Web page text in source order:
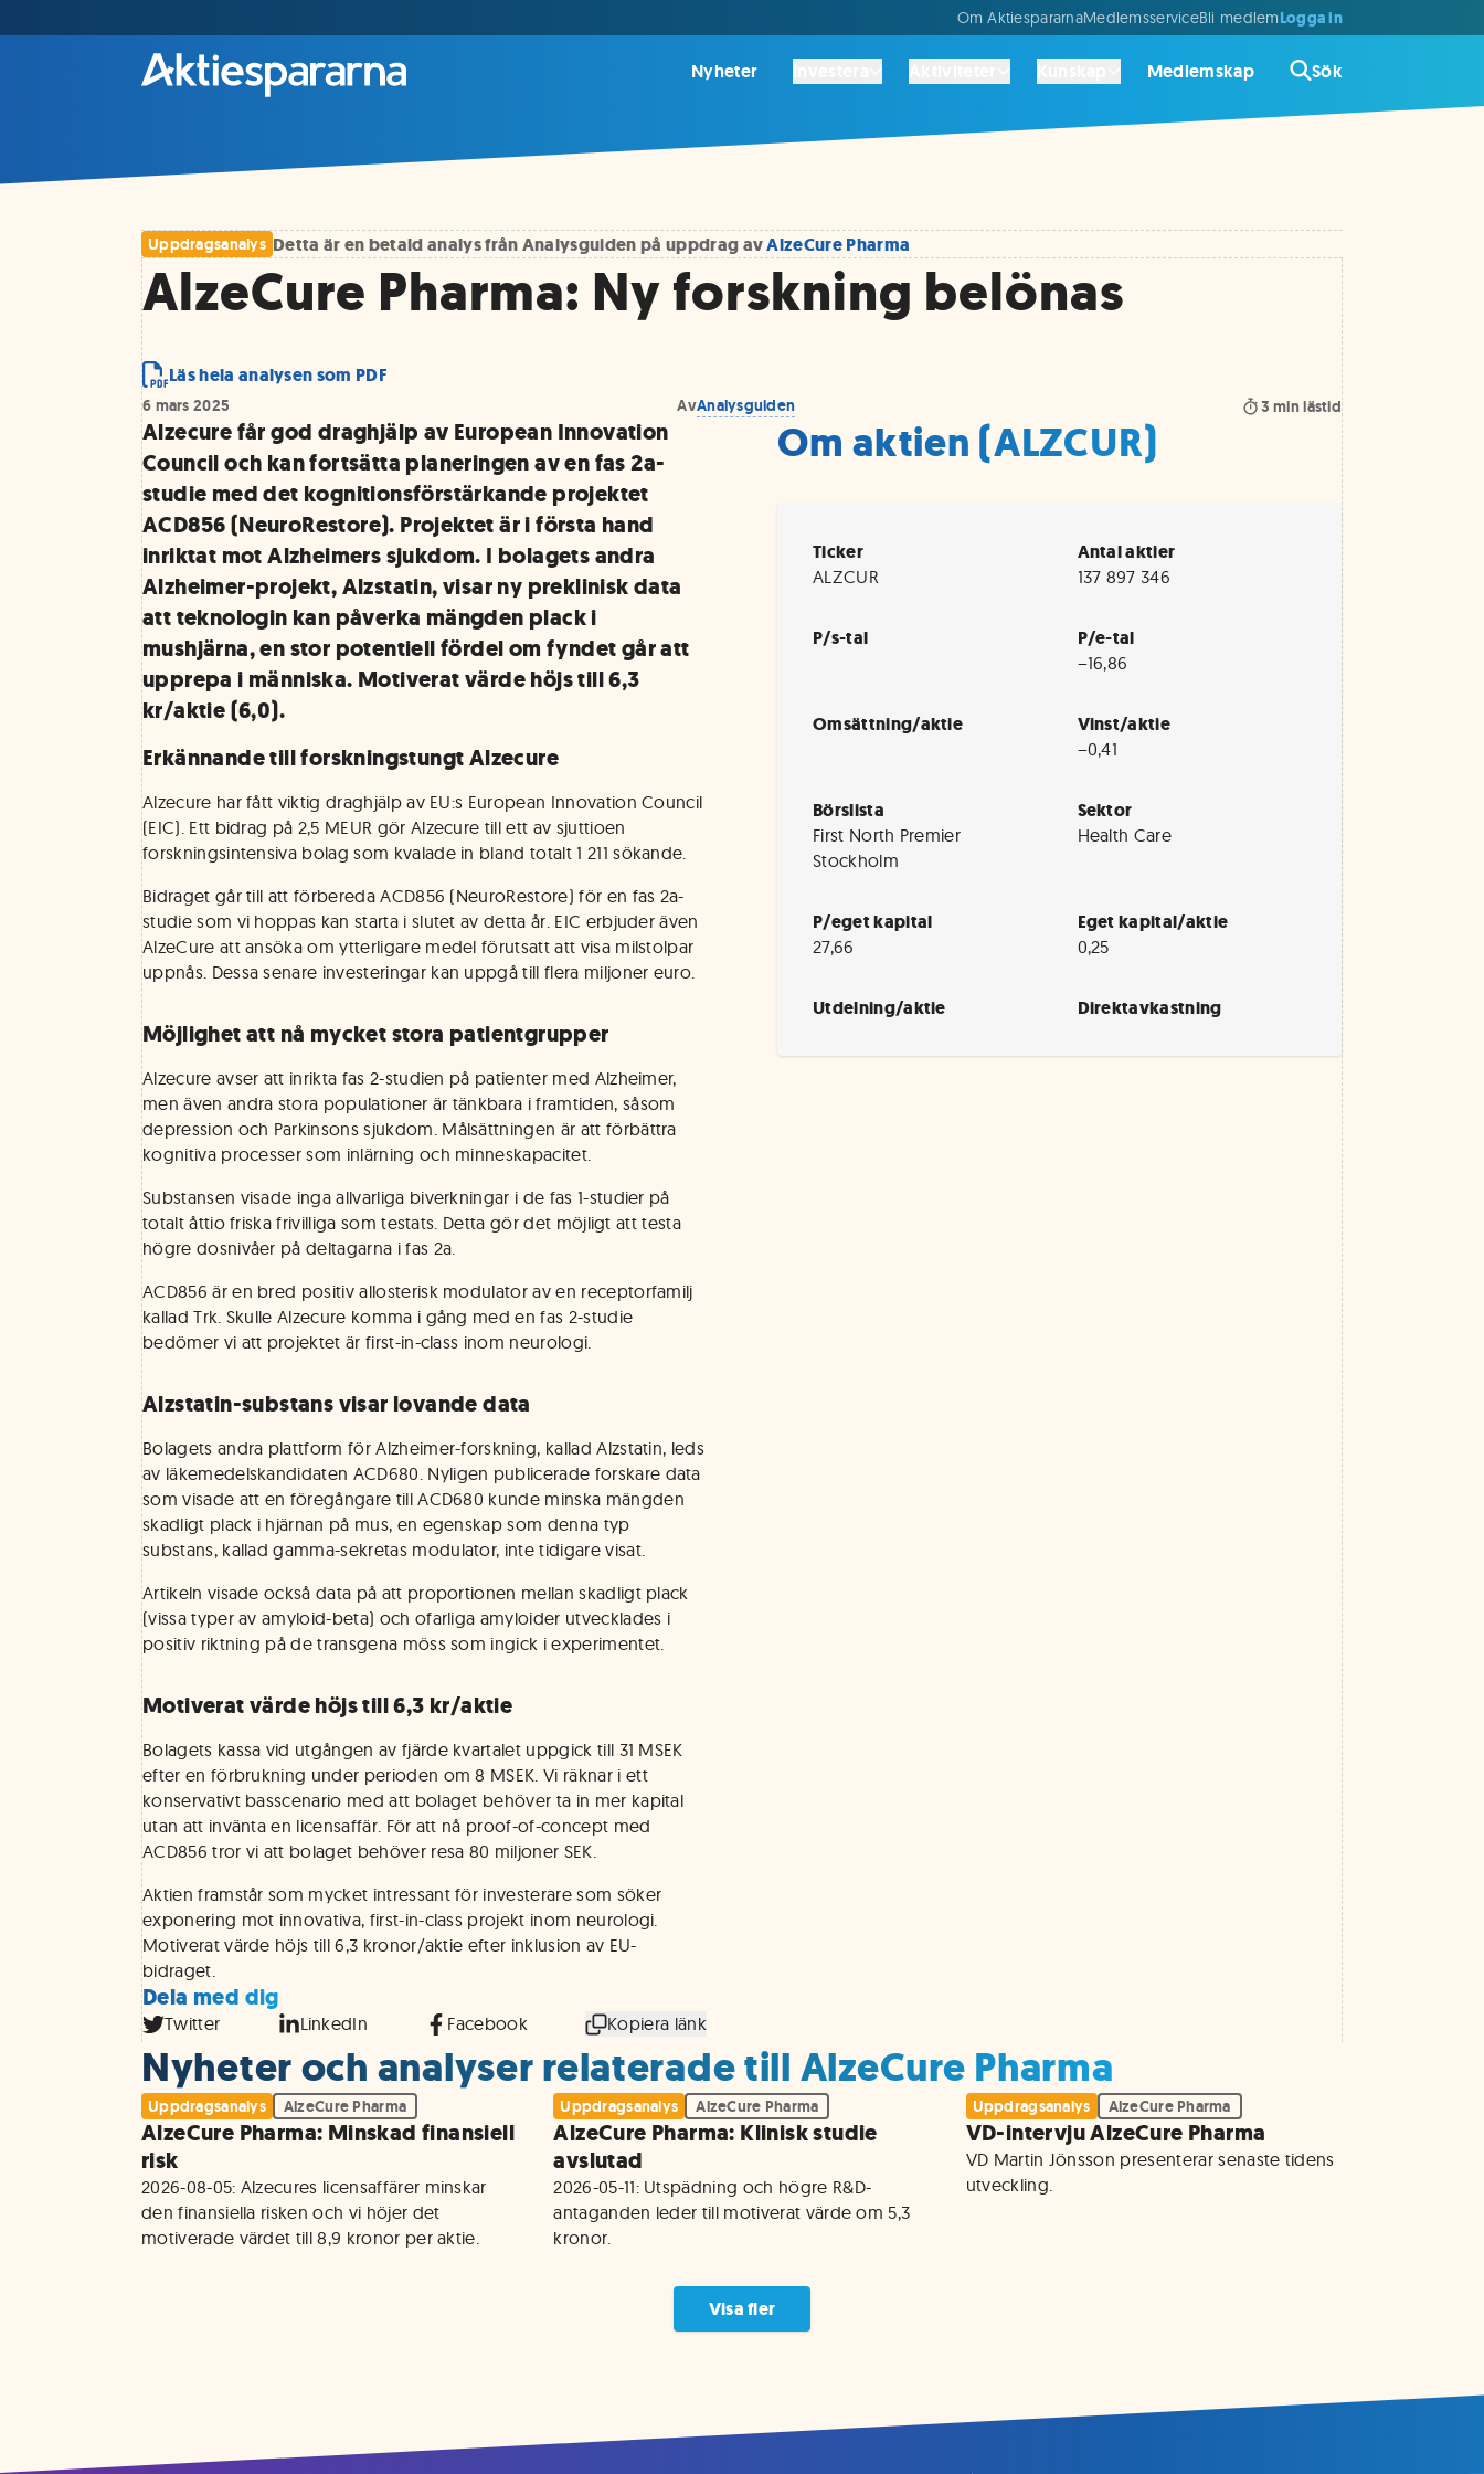
Om AktiespararnaMedlemsserviceBli medlemLogga in
Nyheter Medlemskap Sök
Uppdragsanalys Detta är en betald analys från Analysguiden på uppdrag avAlzeCure Pharma
AlzeCure Pharma: Ny forskning belönas
Läs hela analysen som PDF
6 mars 2025 AvAnalysguiden 3 min lästid
Alzecure får god draghjälp av European Innovation
Council och kan fortsätta planeringen av en fas 2a-
studie med det kognitionsförstärkande projektet
ACD856 (NeuroRestore). Projektet är i första hand
inriktat mot Alzheimers sjukdom. I bolagets andra
Alzheimer-projekt, Alzstatin, visar ny preklinisk data
att teknologin kan påverka mängden plack i
mushjärna, en stor potentiell fördel om fyndet går att
upprepa i människa. Motiverat värde höjs till 6,3
kr/aktie (6,0).
Erkännande till forskningstungt Alzecure
Alzecure har fått viktig draghjälp av EU:s European Innovation Council
(EIC). Ett bidrag på 2,5 MEUR gör Alzecure till ett av sjuttioen
forskningsintensiva bolag som kvalade in bland totalt 1 211 sökande.
Bidraget går till att förbereda ACD856 (NeuroRestore) för en fas 2a-
studie som vi hoppas kan starta i slutet av detta år. EIC erbjuder även
AlzeCure att ansöka om ytterligare medel förutsatt att visa milstolpar
uppnås. Dessa senare investeringar kan uppgå till flera miljoner euro.
Möjlighet att nå mycket stora patientgrupper
Alzecure avser att inrikta fas 2-studien på patienter med Alzheimer,
men även andra stora populationer är tänkbara i framtiden, såsom
depression och Parkinsons sjukdom. Målsättningen är att förbättra
kognitiva processer som inlärning och minneskapacitet.
Substansen visade inga allvarliga biverkningar i de fas 1-studier på
totalt åttio friska frivilliga som testats. Detta gör det möjligt att testa
högre dosnivåer på deltagarna i fas 2a.
ACD856 är en bred positiv allosterisk modulator av en receptorfamilj
kallad Trk. Skulle Alzecure komma i gång med en fas 2-studie
bedömer vi att projektet är first-in-class inom neurologi.
Alzstatin-substans visar lovande data
Bolagets andra plattform för Alzheimer-forskning, kallad Alzstatin, leds
av läkemedelskandidaten ACD680. Nyligen publicerade forskare data
som visade att en föregångare till ACD680 kunde minska mängden
skadligt plack i hjärnan på mus, en egenskap som denna typ
substans, kallad gamma-sekretas modulator, inte tidigare visat.
Artikeln visade också data på att proportionen mellan skadligt plack
(vissa typer av amyloid-beta) och ofarliga amyloider utvecklades i
positiv riktning på de transgena möss som ingick i experimentet.
Motiverat värde höjs till 6,3 kr/aktie
Bolagets kassa vid utgången av fjärde kvartalet uppgick till 31 MSEK
efter en förbrukning under perioden om 8 MSEK. Vi räknar i ett
konservativt basscenario med att bolaget behöver ta in mer kapital
utan att invänta en licensaffär. För att nå proof-of-concept med
ACD856 tror vi att bolaget behöver resa 80 miljoner SEK.
Aktien framstår som mycket intressant för investerare som söker
exponering mot innovativa, first-in-class projekt inom neurologi.
Motiverat värde höjs till 6,3 kronor/aktie efter inklusion av EU-
bidraget.
Dela med dig
Twitter LinkedIn Facebook Kopiera länk
Om aktien (ALZCUR)
Ticker
ALZCUR
Antal aktier
137 897 346
P/s-tal P/e-tal
−16,86
Omsättning/aktie Vinst/aktie
−0,41
Börslista
First North Premier
Stockholm
Sektor
Health Care
P/eget kapital
27,66
Eget kapital/aktie
0,25
Utdelning/aktie Direktavkastning
Nyheter och analyser relaterade till AlzeCure Pharma
Uppdragsanalys AlzeCure Pharma
AlzeCure Pharma: Minskad finansiell
risk
2026-08-05: Alzecures licensaffärer minskar
den finansiella risken och vi höjer det
motiverade värdet till 8,9 kronor per aktie.
Uppdragsanalys AlzeCure Pharma
AlzeCure Pharma: Klinisk studie
avslutad
2026-05-11: Utspädning och högre R&D-
antaganden leder till motiverat värde om 5,3
kronor.
Uppdragsanalys AlzeCure Pharma
VD-intervju AlzeCure Pharma
VD Martin Jönsson presenterar senaste tidens
utveckling.
Visa fler